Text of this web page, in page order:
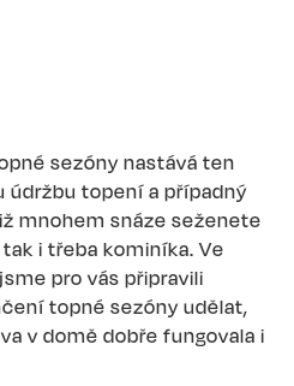
sezóny nastává ten
údržbu topení a případný
mnohem snáze seženete
i třeba kominíka. Ve
pro vás připravili
topné sezóny udělat,
v domě dobře fungovala i